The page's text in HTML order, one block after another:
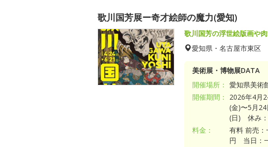
歌川国芳展ー奇才絵師の魔力(愛知)
歌川国芳の浮世絵版画や
愛知県・名古屋市東区
美術展・博物展DATA
開催場所： 愛知県美術
開催期間：
2026年4月
(金)〜5月
(日) 休み：
料金：
有料 前売
円 当日：